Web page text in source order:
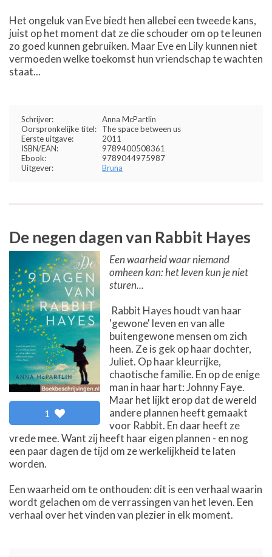
Het ongeluk van Eve biedt hen allebei een tweede kans,
juist op het moment dat ze die schouder om op te leunen
zo goed kunnen gebruiken. Maar Eve en Lily kunnen niet
vermoeden welke toekomst hun vriendschap te wachten
staat...
Schrijver:
Anna McPartlin
Oorspronkelijke titel:
The space between us
Eerste uitgave:
2011
ISBN/EAN:
9789400508361
Ebook:
9789044975987
Uitgever:
Bruna
De negen dagen van Rabbit Hayes
1
Een waarheid waar niemand
omheen kan: het leven kun je niet
sturen...
Rabbit Hayes houdt van haar
'gewone' leven en van alle
buitengewone mensen om zich
heen. Ze is gek op haar dochter,
Juliet. Op haar kleurrijke,
chaotische familie. En op de enige
man in haar hart: Johnny Faye.
Maar het lijkt erop dat de wereld
andere plannen heeft gemaakt
voor Rabbit. En daar heeft ze
vrede mee. Want zij heeft haar eigen plannen - en nog
een paar dagen de tijd om ze werkelijkheid te laten
worden.
Een waarheid om te onthouden: dit is een verhaal waarin
wordt gelachen om de verrassingen van het leven. Een
verhaal over het vinden van plezier in elk moment.